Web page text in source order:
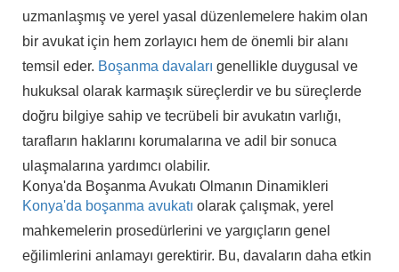
uzmanlaşmış ve yerel yasal düzenlemelere hakim olan
bir avukat için hem zorlayıcı hem de önemli bir alanı
temsil eder. Boşanma davaları genellikle duygusal ve
hukuksal olarak karmaşık süreçlerdir ve bu süreçlerde
doğru bilgiye sahip ve tecrübeli bir avukatın varlığı,
tarafların haklarını korumalarına ve adil bir sonuca
ulaşmalarına yardımcı olabilir.
Konya'da Boşanma Avukatı Olmanın Dinamikleri
Konya'da boşanma avukatı olarak çalışmak, yerel
mahkemelerin prosedürlerini ve yargıçların genel
eğilimlerini anlamayı gerektirir. Bu, davaların daha etkin